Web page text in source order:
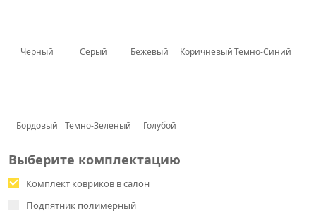
Черный Серый Бежевый КоричневыйТемно-Синий
Бордовый Темно-Зеленый Голубой
Выберите комплектацию
Комплект ковриков в салон
Подпятник полимерный